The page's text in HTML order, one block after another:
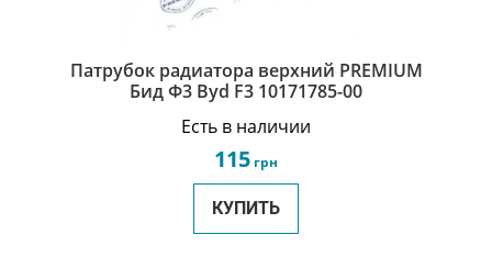
Патрубок радиатора верхний PREMIUM
Бид Ф3 Byd F3 10171785-00
Есть в наличии
115 грн
КУПИТЬ